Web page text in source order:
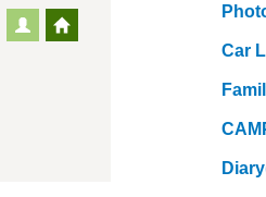
Car